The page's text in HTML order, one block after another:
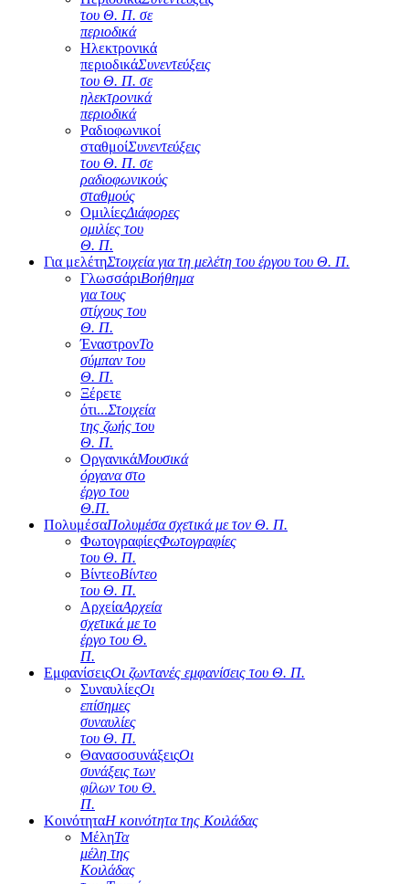
του Θ. Π. σε
περιοδικά
Ηλεκτρονικά
περιοδικάΣυνεντεύξεις
του Θ. Π. σε
ηλεκτρονικά
περιοδικά
Ραδιοφωνικοί
σταθμοίΣυνεντεύξεις
του Θ. Π. σε
ραδιοφωνικούς
σταθμούς
ΟμιλίεςΔιάφορες
ομιλίες του
Θ. Π.
Για μελέτηΣτοιχεία για τη μελέτη του έργου του Θ. Π.
ΓλωσσάριΒοήθημα
για τους
στίχους του
Θ. Π.
ΈναστρονΤο
σύμπαν του
Θ. Π.
Ξέρετε
ότι...Στοιχεία
της ζωής του
Θ. Π.
ΟργανικάΜουσικά
όργανα στο
έργο του
Θ.Π.
ΠολυμέσαΠολυμέσα σχετικά με τον Θ. Π.
ΦωτογραφίεςΦωτογραφίες
του Θ. Π.
ΒίντεοΒίντεο
του Θ. Π.
ΑρχείαΑρχεία
σχετικά με το
έργο του Θ.
Π.
ΕμφανίσειςΟι ζωντανές εμφανίσεις του Θ. Π.
ΣυναυλίεςΟι
επίσημες
συναυλίες
του Θ. Π.
ΘανασοσυνάξειςΟι
συνάξεις των
φίλων του Θ.
Π.
ΚοινότηταΗ κοινότητα της Κοιλάδας
ΜέληΤα
μέλη της
Κοιλάδας